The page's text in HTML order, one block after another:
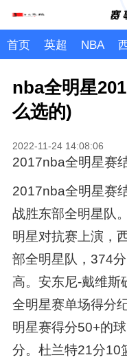
首页 英超 NBA
nba全明星
么选的)
2022-11-24 14:08:06
2017nba全明星赛
2017nba全明星赛
战胜东部全明星队
明星对抗赛上演，
部全明星队，374
高。安东尼-戴维斯
全明星赛单场得分
明星赛得分50+的
分。杜兰特21分10